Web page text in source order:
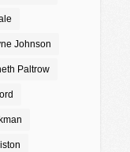
Johnson
Paltrow